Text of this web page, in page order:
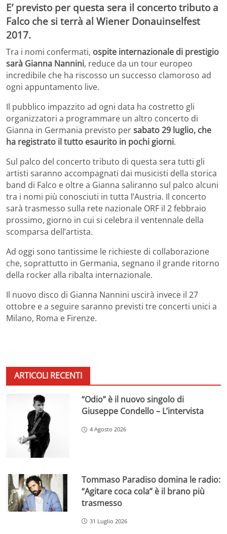
E’ previsto per questa sera il concerto tributo a
Falco che si terrà al Wiener Donauinselfest
2017.
Tra i nomi confermati, ospite internazionale di prestigio
sarà Gianna Nannini, reduce da un tour europeo
incredibile che ha riscosso un successo clamoroso ad
ogni appuntamento live.
Il pubblico impazzito ad ogni data ha costretto gli
organizzatori a programmare un altro concerto di
Gianna in Germania previsto persabato 29 luglio, che
ha registrato il tutto esaurito in pochi giorni.
Sul palco del concerto tributo di questa sera tutti gli
artisti saranno accompagnati dai musicisti della storica
band di Falco e oltre a Gianna saliranno sul palco alcuni
tra i nomi più conosciuti in tutta l’Austria. Il concerto
sarà trasmesso sulla rete nazionale ORF il 2 febbraio
prossimo, giorno in cui si celebra il ventennale della
scomparsa dell’artista.
Ad oggi sono tantissime le richieste di collaborazione
che, soprattutto in Germania, segnano il grande ritorno
della rocker alla ribalta internazionale.
Il nuovo disco di Gianna Nannini uscirà invece il 27
ottobre e a seguire saranno previsti tre concerti unici a
Milano, Roma e Firenze.
ARTICOLI RECENTI
“Odio” è il nuovo singolo di
Giuseppe Condello – L’intervista
4 Agosto 2026
Tommaso Paradiso domina le radio:
“Agitare coca cola” è il brano più
trasmesso
31 Luglio 2026